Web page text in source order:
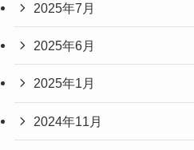
2025年7月
2025年6月
2025年1月
2024年11月